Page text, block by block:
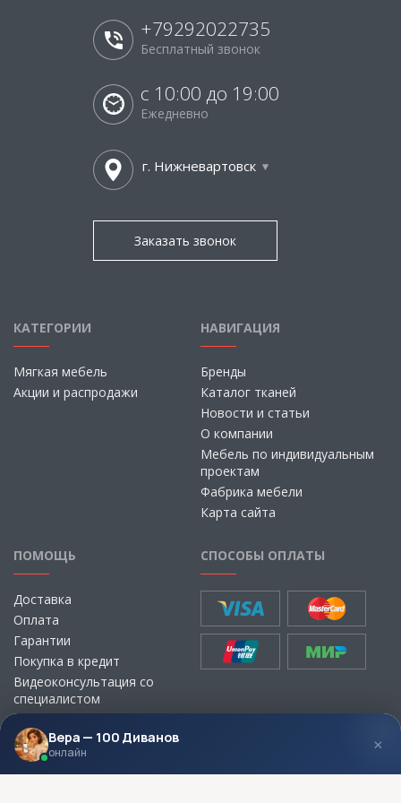
+79292022735
Бесплатный звонок
с 10:00 до 19:00
Ежедневно
г. Нижневартовск
Заказать звонок
КАТЕГОРИИ
Мягкая мебель
Акции и распродажи
НАВИГАЦИЯ
Бренды
Каталог тканей
Новости и статьи
О компании
Мебель по индивидуальным
проектам
Фабрика мебели
Карта сайта
ПОМОЩЬ
Доставка
Оплата
Гарантии
Покупка в кредит
Видеоконсультация со
специалистом
Выбор ткани для мебели без
визита в магазин
СПОСОБЫ ОПЛАТЫ
МЫ В СОЦСЕТЯХ КОНТАКТЫ
Вера — 100 Диванов
онлайн ×